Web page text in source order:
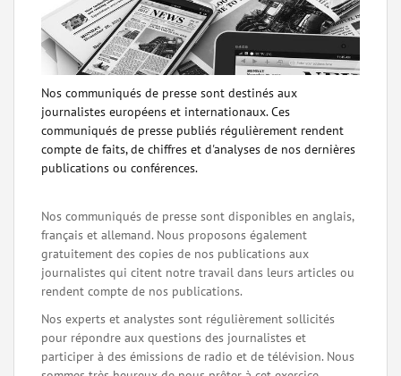
Nos communiqués de presse sont destinés aux
journalistes européens et internationaux. Ces
communiqués de presse publiés régulièrement rendent
compte de faits, de chiffres et d'analyses de nos dernières
publications ou conférences.
Nos communiqués de presse sont disponibles en anglais,
français et allemand. Nous proposons également
gratuitement des copies de nos publications aux
journalistes qui citent notre travail dans leurs articles ou
rendent compte de nos publications.
Nos experts et analystes sont régulièrement sollicités
pour répondre aux questions des journalistes et
participer à des émissions de radio et de télévision. Nous